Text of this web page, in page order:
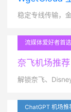
稳定专线传输，
流媒体爱好者首选
奈飞机场推荐
解锁奈飞、
ChatGPT 机场推